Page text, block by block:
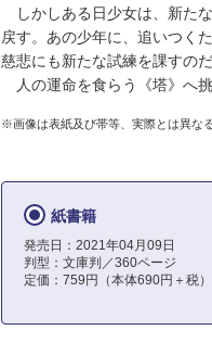
しかしある日少女は、新た
戻す。あの少年に、追いつく
慈悲にも新たな試練を課すのだ
人の運命を食らう《塔》へ
※画像は表紙及び帯等、実際とは異な
紙書籍
発売日：2021年04月09日
判型：文庫判／360ページ
定価：759円（本体690円＋税）